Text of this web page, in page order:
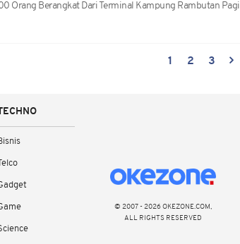
Orang Berangkat Dari Terminal Kampung Rambutan Pagi
1 2 3
© 2007 - 2026 OKEZONE.COM,
ALL RIGHTS RESERVED